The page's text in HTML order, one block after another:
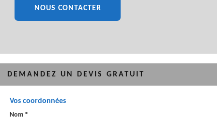
NOUS CONTACTER
DEMANDEZ UN DEVIS GRATUIT
Vos coordonnées
Nom *